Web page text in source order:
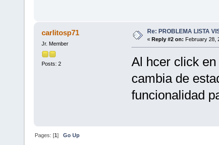
carlitosp71
Jr. Member
Posts: 2
Re: PROBLEMA LISTA
« Reply #2 on: February 28,
Al hcer click
cambia de
funcionalidad
Pages: [1]Go Up